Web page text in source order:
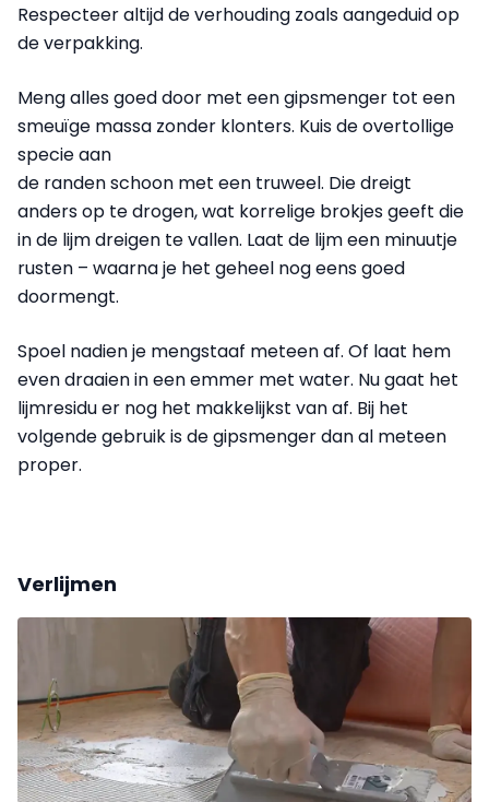
Respecteer altijd de verhouding zoals aangeduid op
de verpakking.
Meng alles goed door met een gipsmenger tot een
smeuïge massa zonder klonters. Kuis de overtollige
specie aan
de randen schoon met een truweel. Die dreigt
anders op te drogen, wat korrelige brokjes geeft die
in de lijm dreigen te vallen. Laat de lijm een minuutje
rusten – waarna je het geheel nog eens goed
doormengt.
Spoel nadien je mengstaaf meteen af. Of laat hem
even draaien in een emmer met water. Nu gaat het
lijmresidu er nog het makkelijkst van af. Bij het
volgende gebruik is de gipsmenger dan al meteen
proper.
Verlijmen